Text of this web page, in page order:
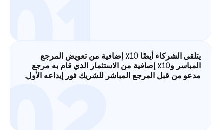
يتلقى الشركاء أيضًا 10٪ إضافية من تعويض المرجع
المباشر و10٪ إضافية من الاستثمار الذي قام به مرجع
مدعو من قبل المرجع المباشر للشريك فور إيداعه الأول.